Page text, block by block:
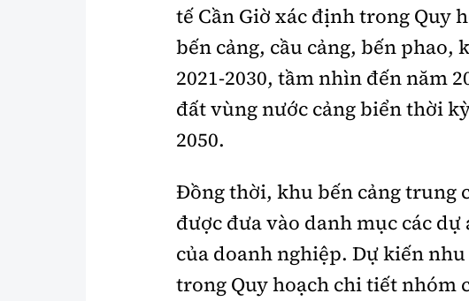
tế Cần Giờ xác định trong Quy
bến cảng, cầu cảng, bến
2021-2030, tầm nhìn đến năm
đất vùng nước cảng biển thời
2050.
Đồng thời, khu bến cảng trung
được đưa vào danh mục các
của doanh nghiệp. Dự kiến
trong Quy hoạch chi tiết nhóm